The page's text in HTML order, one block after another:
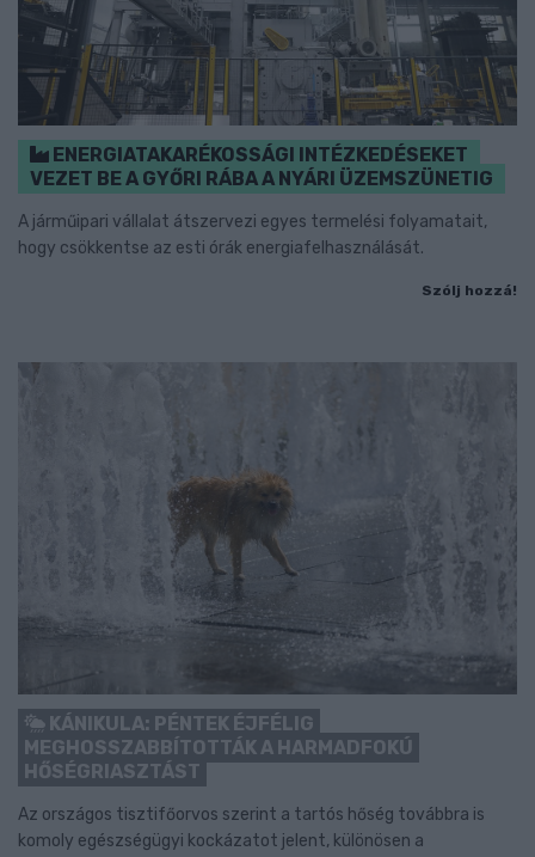
ENERGIATAKARÉKOSSÁGI INTÉZKEDÉSEKET
VEZET BE A GYŐRI RÁBA A NYÁRI ÜZEMSZÜNETIG
A járműipari vállalat átszervezi egyes termelési folyamatait,
hogy csökkentse az esti órák energiafelhasználását.
Szólj hozzá!
KÁNIKULA: PÉNTEK ÉJFÉLIG
MEGHOSSZABBÍTOTTÁK A HARMADFOKÚ
HŐSÉGRIASZTÁST
Az országos tisztifőorvos szerint a tartós hőség továbbra is
komoly egészségügyi kockázatot jelent, különösen a